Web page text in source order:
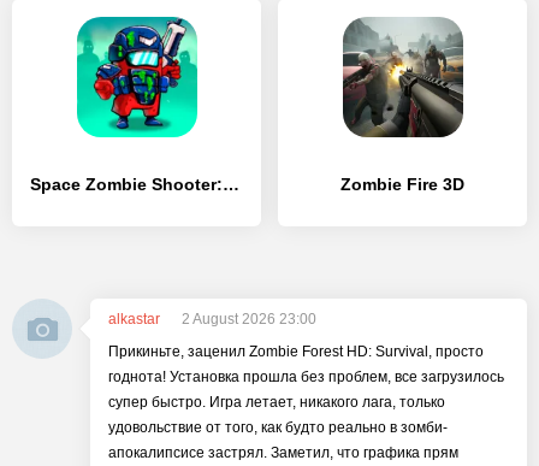
Space Zombie Shooter: Survival Zombie Fire 3D
alkastar
2 August 2026 23:00
Прикиньте, заценил Zombie Forest HD: Survival, просто
годнота! Установка прошла без проблем, все загрузилось
супер быстро. Игра летает, никакого лага, только
удовольствие от того, как будто реально в зомби-
апокалипсисе застрял. Заметил, что графика прям